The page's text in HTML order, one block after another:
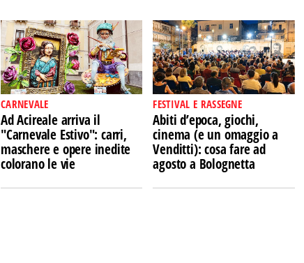
CARNEVALE
Ad Acireale arriva il
"Carnevale Estivo": carri,
maschere e opere inedite
colorano le vie
FESTIVAL E RASSEGNE
Abiti d’epoca, giochi,
cinema (e un omaggio a
Venditti): cosa fare ad
agosto a Bolognetta